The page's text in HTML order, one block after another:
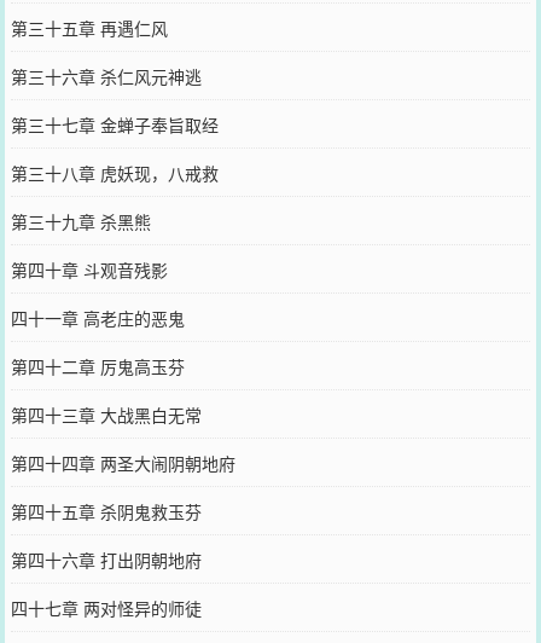
第三十五章 再遇仁风
第三十六章 杀仁风元神逃
第三十七章 金蝉子奉旨取经
第三十八章 虎妖现，八戒救
第三十九章 杀黑熊
第四十章 斗观音残影
四十一章 高老庄的恶鬼
第四十二章 厉鬼高玉芬
第四十三章 大战黑白无常
第四十四章 两圣大闹阴朝地府
第四十五章 杀阴鬼救玉芬
第四十六章 打出阴朝地府
四十七章 两对怪异的师徒